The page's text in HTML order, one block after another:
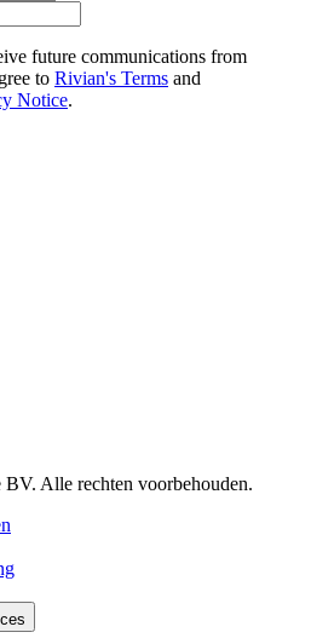
future communications from
to Rivian's Terms and
Notice.
Alle rechten voorbehouden.